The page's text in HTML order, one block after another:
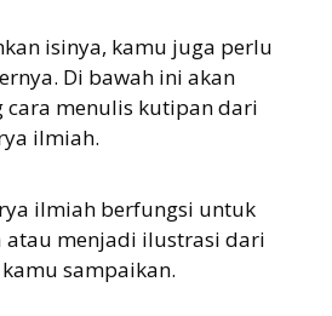
isinya, kamu juga perlu
Di bawah ini akan
cara menulis kutipan dari
ilmiah.
ilmiah berfungsi untuk
atau menjadi ilustrasi dari
sampaikan.